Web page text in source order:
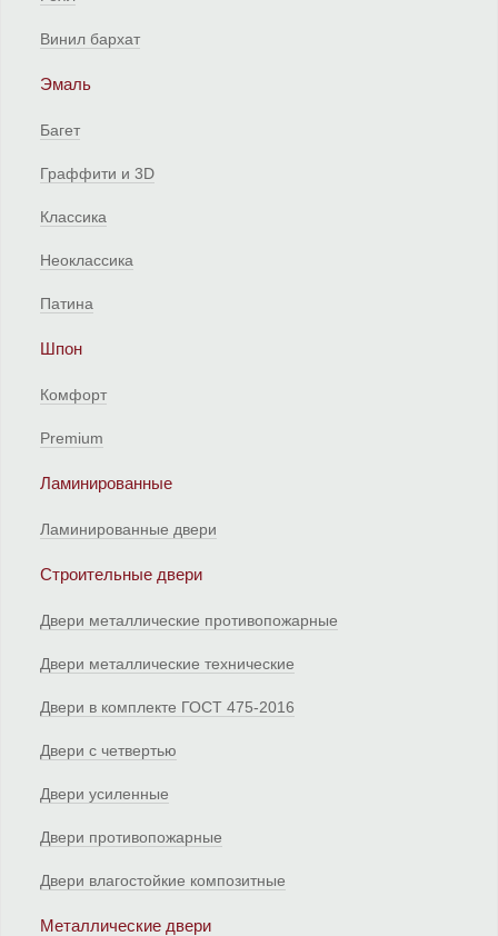
Винил бархат
Эмаль
Багет
Граффити и 3D
Классика
Неоклассика
Патина
Шпон
Комфорт
Premium
Ламинированные
Ламинированные двери
Строительные двери
Двери металлические противопожарные
Двери металлические технические
Двери в комплекте ГОСТ 475-2016
Двери с четвертью
Двери усиленные
Двери противопожарные
Двери влагостойкие композитные
Металлические двери